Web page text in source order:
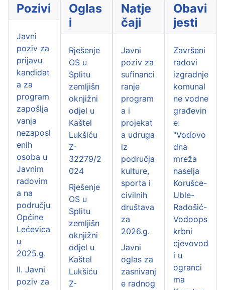
Pozivi
Javni
poziv za
prijavu
kandidat
a za
program
zapošlja
vanja
nezaposl
enih
osoba u
Javnim
radovim
a na
području
Općine
Lećevica
u
2025.g.
II. Javni
poziv za
Oglas
i
Rješenje
OS u
Splitu
zemljišn
oknjižni
odjel u
Kaštel
Lukšiću
Z-
32279/2
024
Rješenje
OS u
Splitu
zemljišn
oknjižni
odjel u
Kaštel
Lukšiću
Z-
Natje
čaji
Javni
poziv za
sufinanci
ranje
program
a i
projekat
a udruga
iz
područja
kulture,
sporta i
civilnih
društava
za
2026.g.
Javni
oglas za
zasnivanj
e radnog
Obavi
jesti
Završeni
radovi
izgradnje
komunal
ne vodne
građevin
e:
"Vodovo
dna
mreža
naselja
Korušce-
Uble-
Radošić-
Vodoops
krbni
cjevovod
i u
ogranci
ma